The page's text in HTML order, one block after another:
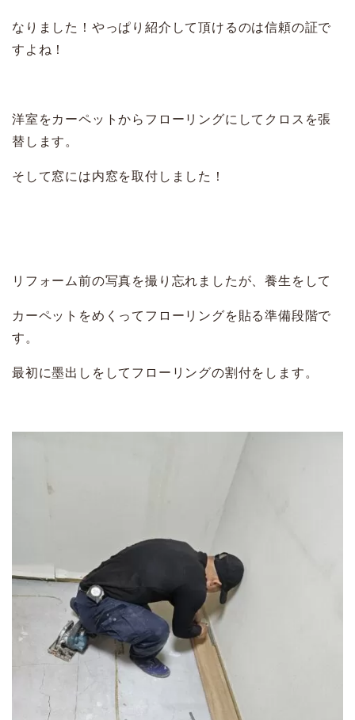
なりました！やっぱり紹介して頂けるのは信頼の証で
すよね！
洋室をカーペットからフローリングにしてクロスを張
替します。
そして窓には内窓を取付しました！
リフォーム前の写真を撮り忘れましたが、養生をして
カーペットをめくってフローリングを貼る準備段階で
す。
最初に墨出しをしてフローリングの割付をします。